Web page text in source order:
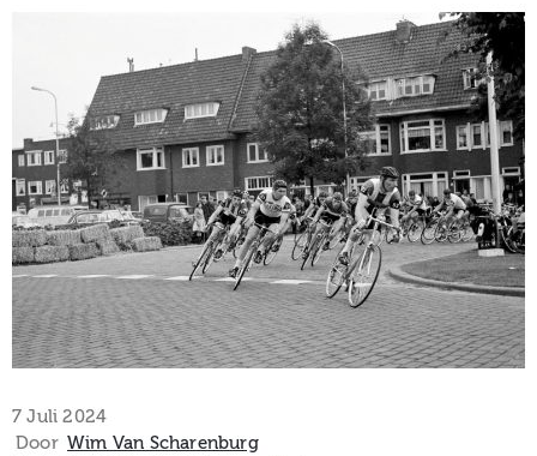
Activiteiten
Verhalen
over
7 Juli 2024
Door Wim Van Scharenburg